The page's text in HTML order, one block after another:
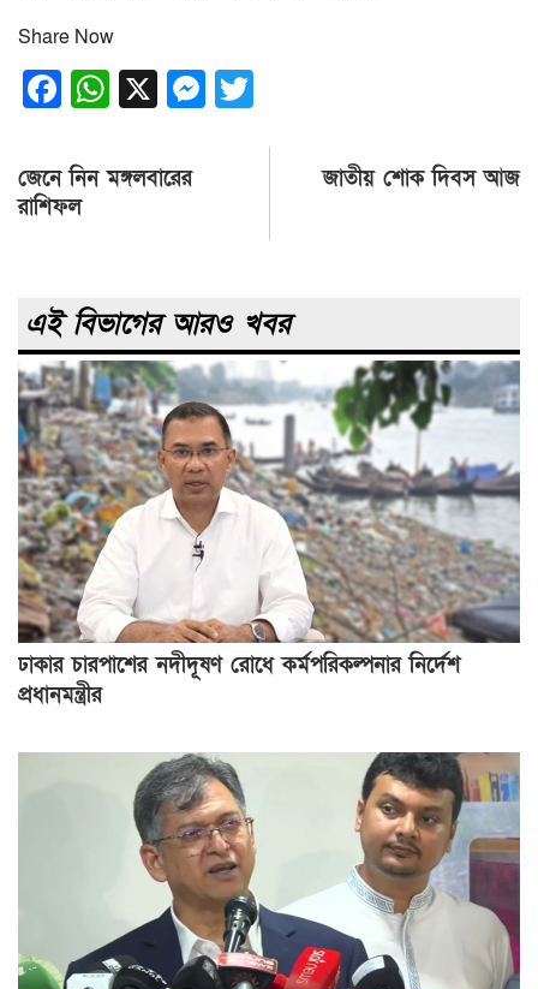
Share Now
Facebook
WhatsApp
X Messenger
Post
navigation
জেনে নিন মঙ্গলবারের
রাশিফল
জাতীয় শোক দিবস আজ
এই বিভাগের আরও খবর
ঢাকার চারপাশের নদীদূষণ রোধে কর্মপরিকল্পনার নির্দেশ
প্রধানমন্ত্রীর